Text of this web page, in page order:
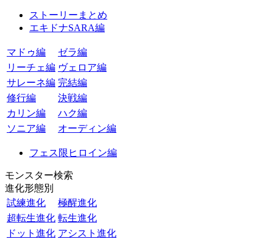
ストーリーまとめ
エキドナSARA編
マドゥ編
ゼラ編
リーチェ編 ヴェロア編
サレーネ編 完結編
修行編
決戦編
カリン編
ハク編
ソニア編
オーディン編
フェス限ヒロイン編
モンスター検索
進化形態別
試練進化
極醒進化
超転生進化 転生進化
ドット進化 アシスト進化